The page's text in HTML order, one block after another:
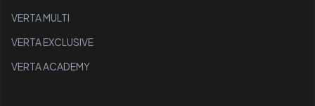
VERTA MULTI
VERTA EXCLUSIVE
VERTA ACADEMY